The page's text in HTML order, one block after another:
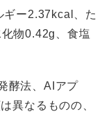
ギー2.37kcal、た
物0.42g、食塩
酵法、AIアプ
異なるものの、